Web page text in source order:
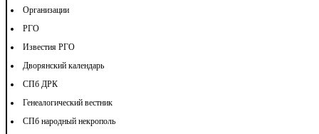
Организации
РГО
Известия РГО
Дворянский календарь
СПб ДРК
Генеалогический вестник
СПб народный некрополь